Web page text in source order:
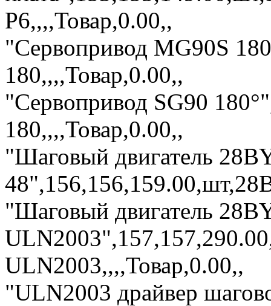
P6,,,,Товар,0.00,,
"Сервопривод MG90S
180,,,,Товар,0.00,,
"Сервопривод SG90
180,,,,Товар,0.00,,
"Шаговый двигатель
"Шаговый двигатель
ULN2003,,,,Товар,0.00,,
"ULN2003 драйвер